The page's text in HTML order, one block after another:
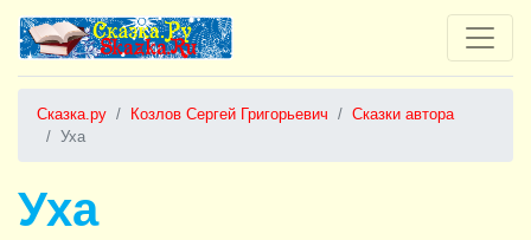
Сказка.ру Козлов Сергей Григорьевич
Сказки автора
Уха
Уха